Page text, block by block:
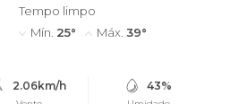
Tempo limpo
Mín. 25° Máx. 39°
2.06km/h 43%